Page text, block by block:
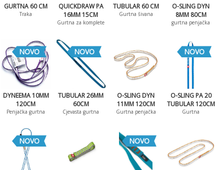
GURTNA 60 CM
Traka
QUICKDRAW PA
16MM 15CM
Gurtna za komplete
TUBULAR 60 CM
Gurtna šivana
O-SLING DYN
8MM 80CM
gurtna penjačka
NOVO
DYNEEMA 10MM
120CM
Penjačka gurtna
NOVO
TUBULAR 26MM
60CM
Cjevasta gurtna
O-SLING DYN
11MM 120CM
Gurtna penjačka
NOVO
O-SLING PA 20
TUBULAR 120CM
Gurtna
NOVO NOVO